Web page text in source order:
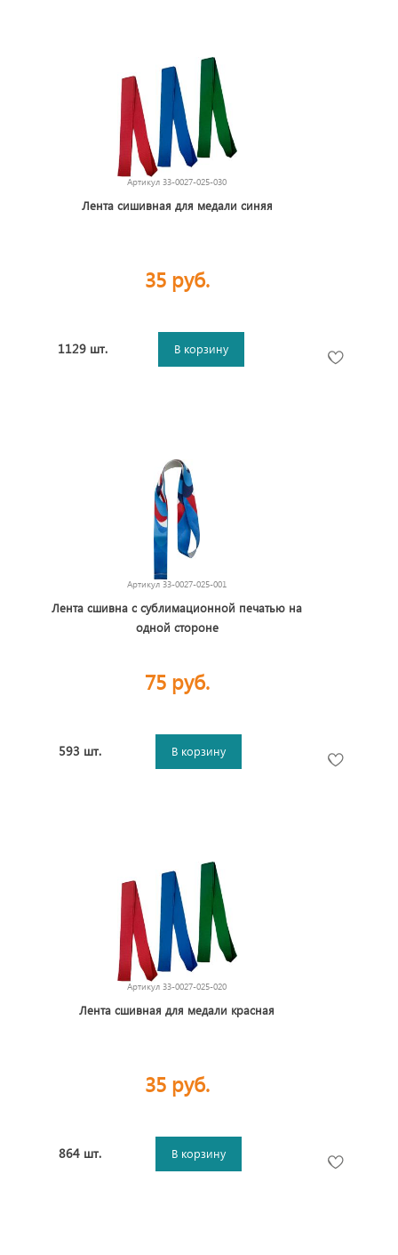
Артикул 33-0027-025-030
Лента сишивная для медали синяя
35 руб.
1129 шт. В корзину
Артикул 33-0027-025-001
Лента сшивна с сублимационной печатью на
одной стороне
75 руб.
593 шт. В корзину
Артикул 33-0027-025-020
Лента сшивная для медали красная
35 руб.
864 шт. В корзину